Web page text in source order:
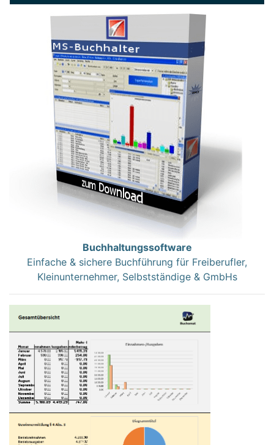
Buchhaltungssoftware
Einfache & sichere Buchführung für Freiberufler,
Kleinunternehmer, Selbstständige & GmbHs